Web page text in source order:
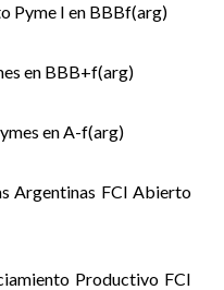
Pyme I en BBBf(arg)
en BBB+f(arg)
en A-f(arg)
Argentinas FCI Abierto
Productivo FCI